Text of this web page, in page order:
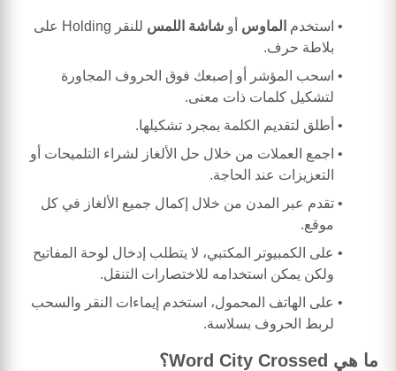
استخدم الماوس أو شاشة اللمس
للنقر Holding على
بلاطة حرف.
اسحب المؤشر أو إصبعك فوق الحروف المجاورة
لتشكيل كلمات ذات معنى.
أطلق لتقديم الكلمة بمجرد تشكيلها.
اجمع العملات من خلال حل الألغاز لشراء التلميحات أو
التعزيزات عند الحاجة.
تقدم عبر المدن من خلال إكمال جميع الألغاز في كل
موقع.
على الكمبيوتر المكتبي، لا يتطلب إدخال لوحة المفاتيح
ولكن يمكن استخدامه للاختصارات التنقل.
على الهاتف المحمول، استخدم إيماءات النقر والسحب
لربط الحروف بسلاسة.
ما هي Word City Crossed؟